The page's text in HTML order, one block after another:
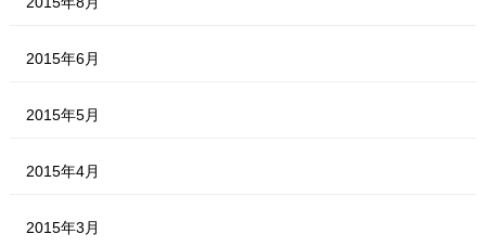
2015年6月
2015年5月
2015年4月
2015年3月